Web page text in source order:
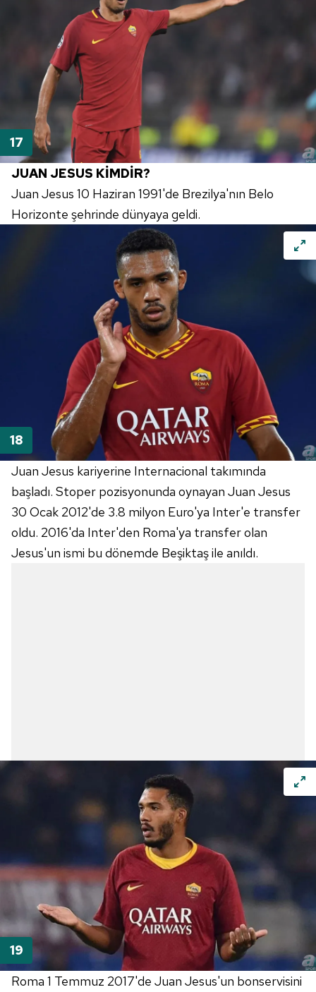
JUAN JESUS KİMDİR?
Juan Jesus 10 Haziran 1991'de Brezilya'nın Belo
Horizonte şehrinde dünyaya geldi.
Juan Jesus kariyerine Internacional takımında
başladı. Stoper pozisyonunda oynayan Juan Jesus
30 Ocak 2012'de 3.8 milyon Euro'ya Inter'e transfer
oldu. 2016'da Inter'den Roma'ya transfer olan
Jesus'un ismi bu dönemde Beşiktaş ile anıldı.
Roma 1 Temmuz 2017'de Juan Jesus'un bonservisini